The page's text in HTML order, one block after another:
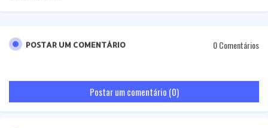
POSTAR UM COMENTÁRIO 0 Comentários
Postar um comentário (0)